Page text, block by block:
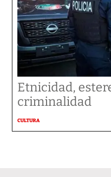
Etnicidad,
criminalidad
CULTURA